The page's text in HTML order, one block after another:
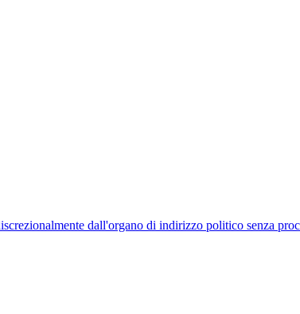
dall'organo di indirizzo politico senza